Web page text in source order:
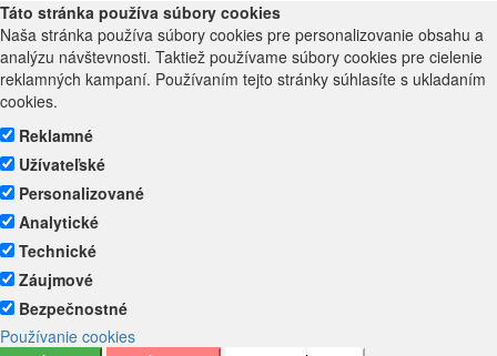
Táto stránka používa súbory cookies
Naša stránka používa súbory cookies pre personalizovanie obsahu a
analýzu návštevnosti. Taktiež používame súbory cookies pre cielenie
reklamných kampaní. Používaním tejto stránky súhlasíte s ukladaním
cookies.
Reklamné
Užívateľské
Personalizované
Analytické
Technické
Záujmové
Bezpečnostné
Používanie cookies